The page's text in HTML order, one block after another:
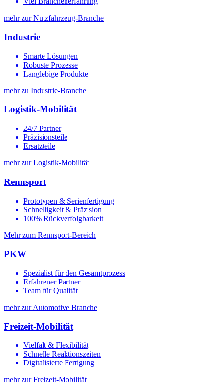
mehr zur Nutzfahrzeug-Branche
Industrie
Smarte Lösungen
Robuste Prozesse
Langlebige Produkte
mehr zu Industrie-Branche
Logistik-Mobilität
24/7 Partner
Präzisionsteile
Ersatzteile
mehr zur Logistik-Mobilität
Rennsport
Prototypen & Serienfertigung
Schnelligkeit & Präzision
100% Rückverfolgbarkeit
Mehr zum Rennsport-Bereich
PKW
Spezialist für den Gesamtprozess
Erfahrener Partner
Team für Qualität
mehr zur Automotive Branche
Freizeit-Mobilität
Vielfalt & Flexibilität
Schnelle Reaktionszeiten
Digitalisierte Fertigung
mehr zur Freizeit-Mobilität